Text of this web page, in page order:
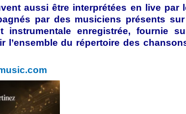
aussi être interprétées en live
par des musiciens présents
instrumentale enregistrée, fournie
l’ensemble du répertoire des